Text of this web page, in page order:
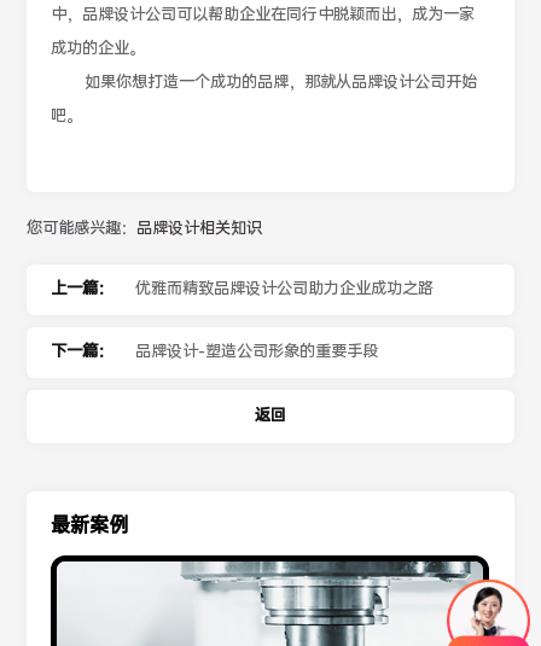
中，品牌设计公司可以帮助企业在同行中脱颖而出，成为一家
成功的企业。
如果你想打造一个成功的品牌，那就从品牌设计公司开始
吧。
您可能感兴趣： 品牌设计相关知识
上一篇： 优雅而精致品牌设计公司助力企业成功之路
下一篇： 品牌设计-塑造公司形象的重要手段
返回
最新案例